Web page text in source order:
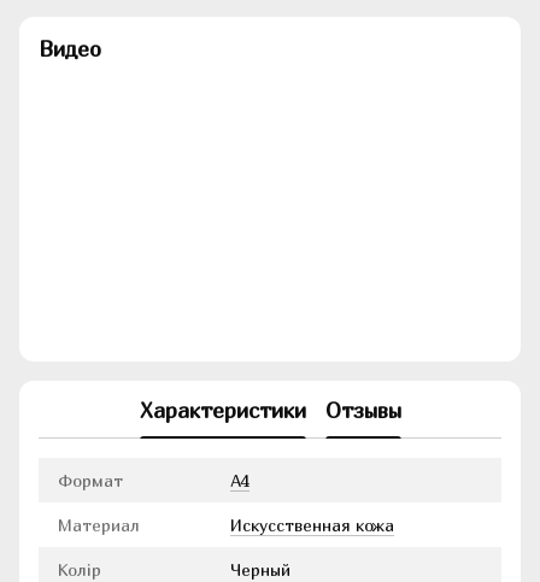
Видео
Характеристики Отзывы
Формат А4
Материал Искусственная кожа
Колір Черный